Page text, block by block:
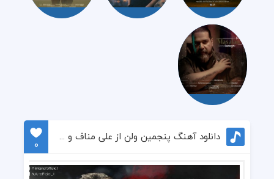
دانلود آهنگ پنجمین ولن از علی مناف و بلوت
0